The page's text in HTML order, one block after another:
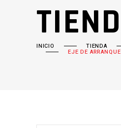
INICIO TIENDA
EJE DE